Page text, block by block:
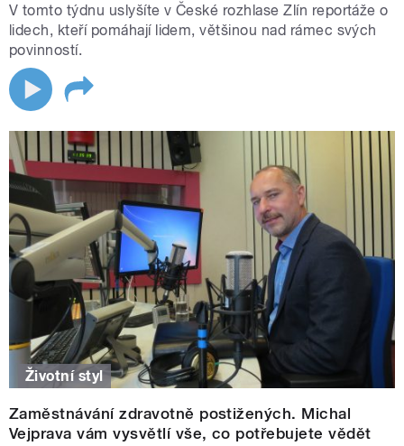
V tomto týdnu uslyšíte v České rozhlase Zlín reportáže o
lidech, kteří pomáhají lidem, většinou nad rámec svých
povinností.
Životní styl
Zaměstnávání zdravotně postižených. Michal
Vejprava vám vysvětlí vše, co potřebujete vědět